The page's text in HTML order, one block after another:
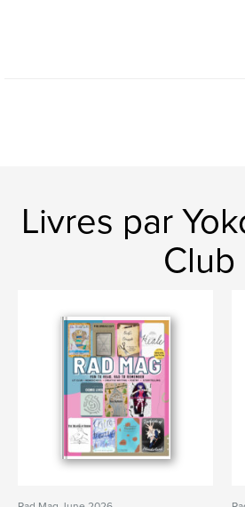
Livres par
Club